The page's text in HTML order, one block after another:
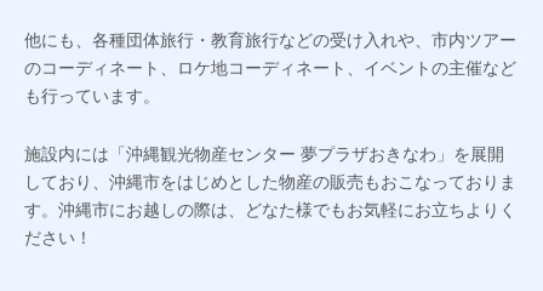
他にも、各種団体旅行・教育旅行などの受け入れや、市内ツアー
のコーディネート、ロケ地コーディネート、イベントの主催など
も行っています。
施設内には「沖縄観光物産センター 夢プラザおきなわ」を展開
しており、沖縄市をはじめとした物産の販売もおこなっておりま
す。沖縄市にお越しの際は、どなた様でもお気軽にお立ちよりく
ださい！